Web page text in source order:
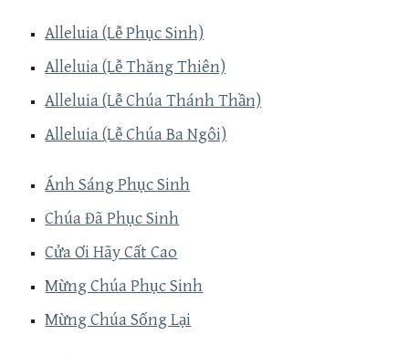
Alleluia (Lễ Phục Sinh)
Alleluia (Lễ Thăng Thiên)
Alleluia (Lễ Chúa Thánh Thần)
Alleluia (Lễ Chúa Ba Ngôi)
Ánh Sáng Phục Sinh
Chúa Đã Phục Sinh
Cửa Ơi Hãy Cất Cao
Mừng Chúa Phục Sinh
Mừng Chúa Sống Lại